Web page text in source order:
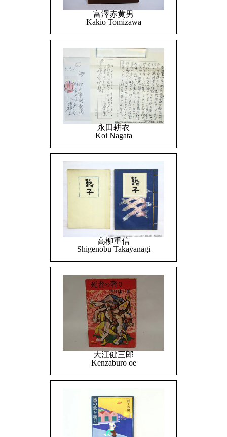
富澤赤黄男
Kakio Tomizawa
永田耕衣
Koi Nagata
高柳重信
Shigenobu Takayanagi
大江健三郎
Kenzaburo oe